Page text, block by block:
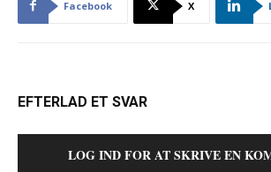
Facebook X
EFTERLAD ET SVAR
LOG IND FOR AT SKRIVE EN